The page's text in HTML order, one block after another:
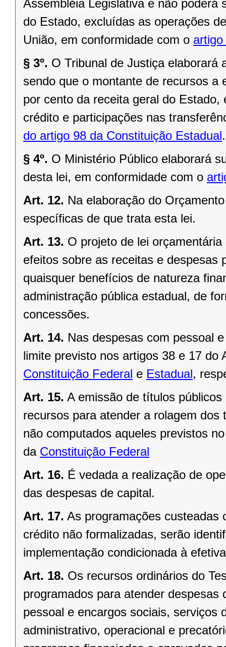
Assembléia Legislativa e não poderá
do Estado, excluídas as operações
União, em conformidade com o
§ 3º. O Tribunal de Justiça elaborará
sendo que o montante de recursos a
por cento da receita geral do
crédito e participações nas
do artigo 98 da Constituição Estadual.
§ 4º. O Ministério Público elaborará
desta lei, em conformidade com o
Art. 12. Na elaboração do
específicas de que trata esta lei.
Art. 13. O projeto de lei
efeitos sobre as receitas e despesas
quaisquer benefícios de natureza
administração pública estadual, de
concessões.
Art. 14. Nas despesas com pessoal
limite previsto nos artigos 38 e 17 do
Constituição Federal e Estadual,
Art. 15. A emissão de títulos
recursos para atender a rolagem
não computados aqueles previstos
da Constituição Federal
Art. 16. É vedada a realização de
das despesas de capital.
Art. 17. As programações custeadas
crédito não formalizadas, serão
implementação condicionada à
Art. 18. Os recursos ordinários do
programados para atender
pessoal e encargos sociais, serviços
administrativo, operacional e